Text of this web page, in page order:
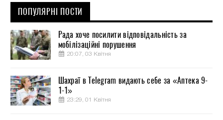
ПОПУЛЯРНІ ПОСТИ
Рада хоче посилити відповідальність за
мобілізаційні порушення
20:07, 03 Квітня
Шахраї в Telegram видають себе за «Аптека 9-
1-1»
23:29, 01 Квітня